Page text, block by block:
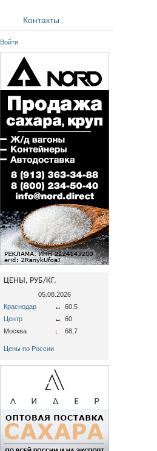
Контакты
Войти
ЦЕНЫ, РУБ/КГ.
05.08.2026
Краснодар
↔
60,5
Центр
↔
60
Москва
↓ 68,7
Цены по России